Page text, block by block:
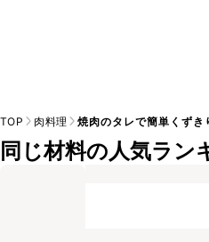
TOP 肉料理 焼肉のタレで簡単くず
同じ材料の人気ラン